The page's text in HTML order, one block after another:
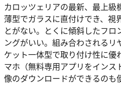
カロッツェリアの最新、最上
薄型でガラスに直付けでき、視
とがない。とくに傾斜したフ
ングがいい。組み合わされるリ
ケット一体型で取り付け性に優
マホ（無料専用アプリをイン
像のダウンロードができるのも